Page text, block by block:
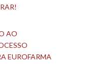
AO
EUROFARMA